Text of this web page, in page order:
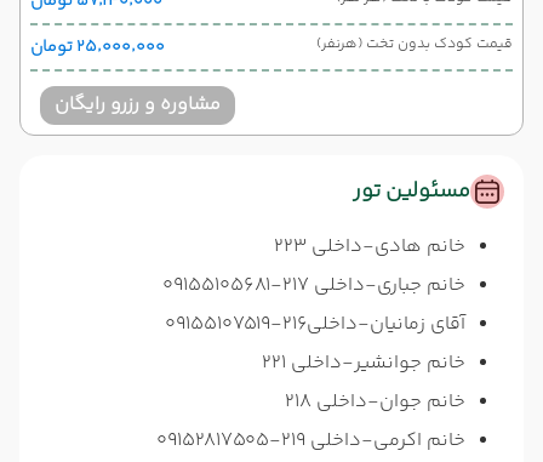
قیمت کودک بدون تخت (هرنفر) ۲۵٬۰۰۰٬۰۰۰ تومان
مشاوره و رزرو رایگان
مسئولین تور
خانم هادی-داخلی 223
خانم جباری-داخلی 217-09155105681
آقای زمانیان-داخلی216-09155107519
خانم جوانشیر-داخلی 221
خانم جوان-داخلی 218
خانم اکرمی-داخلی 219-09152817505